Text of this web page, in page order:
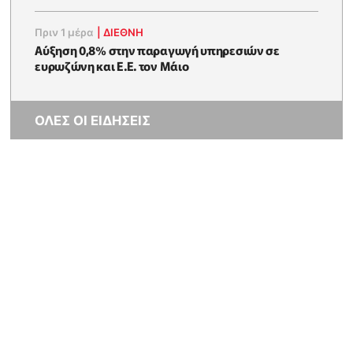
Πριν 1 μέρα |ΔΙΕΘΝΗ
Αύξηση 0,8% στην παραγωγή υπηρεσιών σε
ευρωζώνη και Ε.Ε. τον Μάιο
ΟΛΕΣ ΟΙ ΕΙΔΗΣΕΙΣ